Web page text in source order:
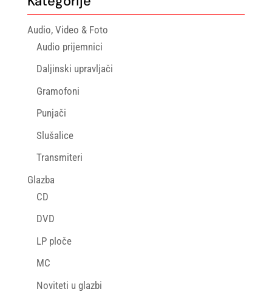
Audio, Video & Foto
Audio prijemnici
Daljinski upravljači
Gramofoni
Punjači
Slušalice
Transmiteri
Glazba
CD
DVD
LP ploče
MC
Noviteti u glazbi